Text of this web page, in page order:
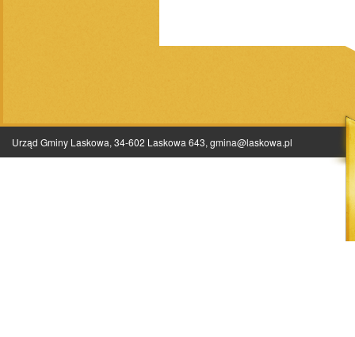
Urząd Gminy Laskowa, 34-602 Laskowa 643, gmina@laskowa.pl